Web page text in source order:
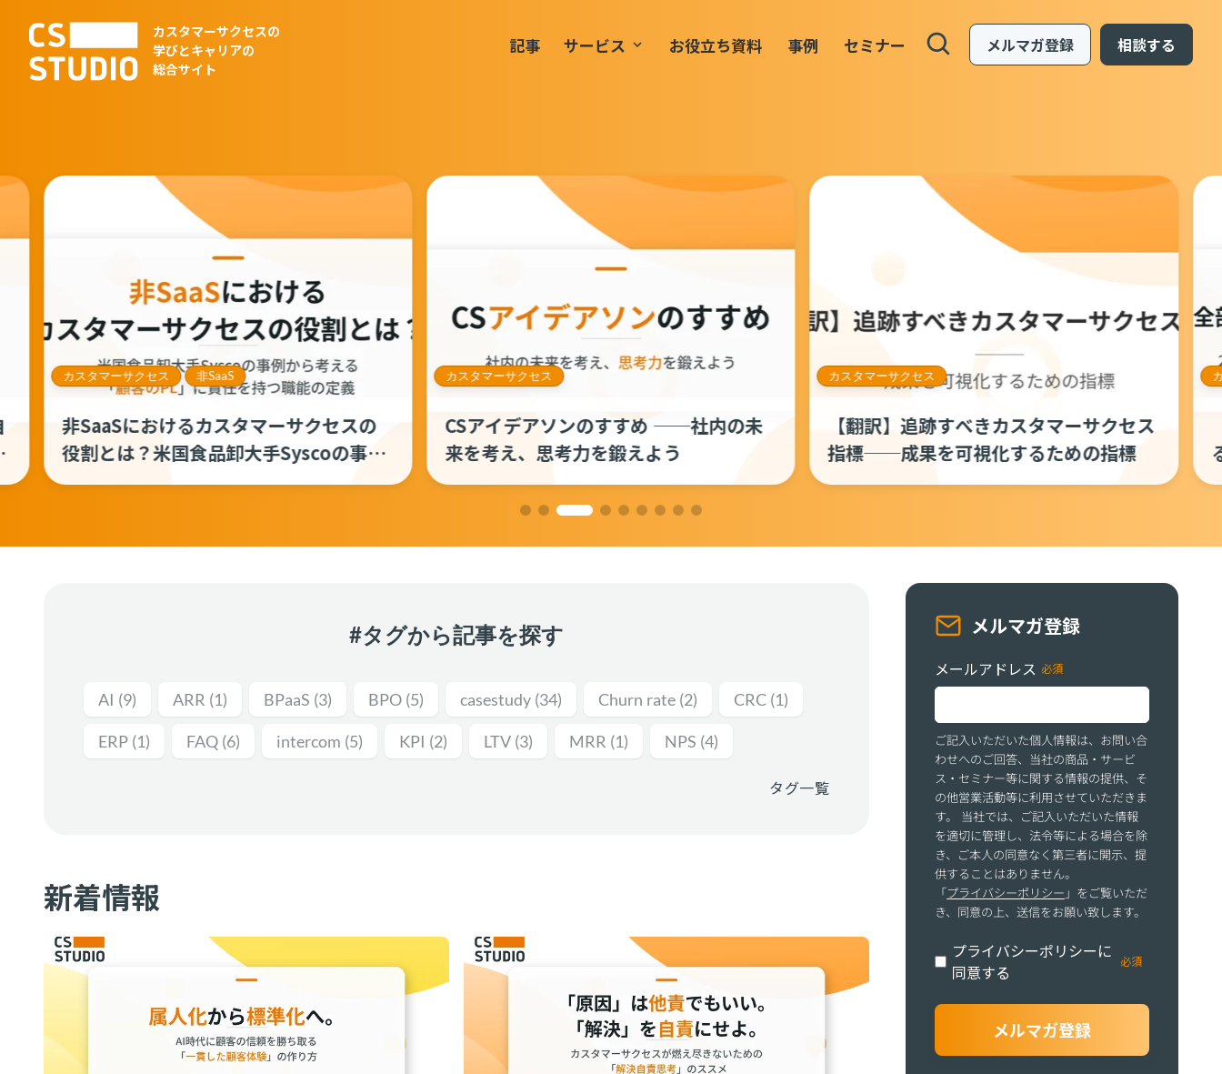
記事 サービス keyboard_arrow_down お役立ち資料 事例 セミナー メルマガ登録 相談する
カスタマーサクセスの
学びとキャリアの
総合サイト
カスタマーサクセス
CSアイデアソンのすすめ ──社内の未
来を考え、思考力を鍛えよう
カスタマーサクセス
【翻訳】追跡すべきカスタマーサクセス
指標──成果を可視化するための指標
カスタマーサクセス
「全部、自分が答えなきゃ」から卒業す
る ——2026年、米国で注目される❝自走
型CS❞の仕組み
#タグから記事を探す
AI (9) ARR (1) BPaaS (3) BPO (5) casestudy (34) Churn rate (2) CRC (1)
ERP (1) FAQ (6) intercom (5) KPI (2) LTV (3) MRR (1) NPS (4)
タグ一覧
新着情報
メルマガ登録
メールアドレス
ご記入いただいた個人情報は、お問い合
わせへのご回答、当社の商品・サービ
ス・セミナー等に関する情報の提供、そ
の他営業活動等に利用させていただきま
す。 当社では、ご記入いただいた情報
を適切に管理し、法令等による場合を除
き、ご本人の同意なく第三者に開示、提
供することはありません。
「プライバシーポリシー 」をご覧いただ
き、同意の上、送信をお願い致します。
プライバシーポリシーに
同意する